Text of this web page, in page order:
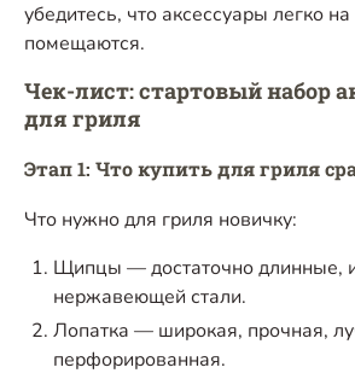
убедитесь, что аксессуары легко
помещаются.
Чек-лист: стартовый набор
для гриля
Этап 1: Что купить для гриля
Что нужно для гриля новичку:
Щипцы — достаточно длинные,
нержавеющей стали.
Лопатка — широкая, прочная,
перфорированная.